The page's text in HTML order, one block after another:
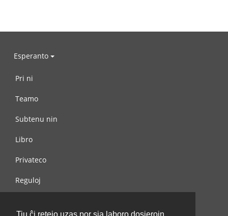
Esperanto
Pri ni
Teamo
Subtenu nin
Libro
Privateco
Reguloj